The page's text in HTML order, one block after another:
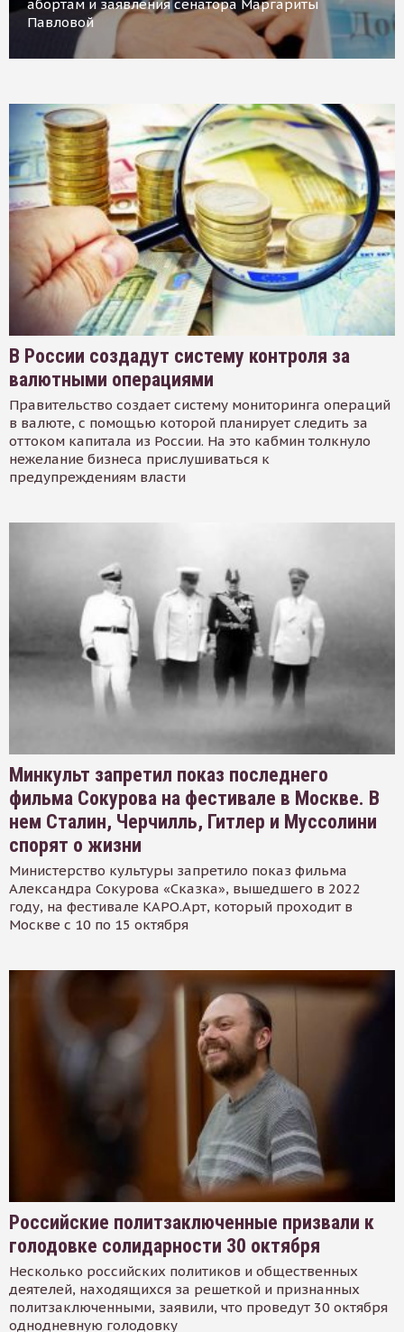
абортам и заявления сенатора Маргариты
Павловой
В России создадут систему контроля за
валютными операциями
Правительство создает систему мониторинга операций
в валюте, с помощью которой планирует следить за
оттоком капитала из России. На это кабмин толкнуло
нежелание бизнеса прислушиваться к
предупреждениям власти
Минкульт запретил показ последнего
фильма Сокурова на фестивале в Москве. В
нем Сталин, Черчилль, Гитлер и Муссолини
спорят о жизни
Министерство культуры запретило показ фильма
Александра Сокурова «Сказка», вышедшего в 2022
году, на фестивале КАРО.Арт, который проходит в
Москве с 10 по 15 октября
Российские политзаключенные призвали к
голодовке солидарности 30 октября
Несколько российских политиков и общественных
деятелей, находящихся за решеткой и признанных
политзаключенными, заявили, что проведут 30 октября
однодневную голодовку